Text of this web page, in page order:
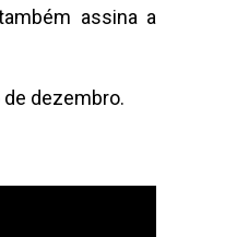
assina a
de dezembro.